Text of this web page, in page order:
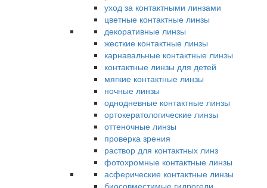
уход за контактными линзами
цветные контактные линзы
декоративные линзы
жесткие контактные линзы
карнавальные контактные линзы
контактные линзы для детей
мягкие контактные линзы
ночные линзы
однодневные контактные линзы
ортокератологические линзы
оттеночные линзы
проверка зрения
раствор для контактных линз
фотохромные контактные линзы
асферические контактные линзы